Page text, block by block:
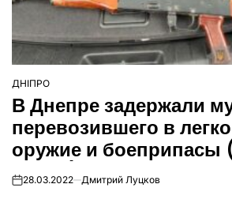
ОПУБЛІКУВАТИ
У
ДНІПРО
В Днепре задержали
перевозившего в
оружие и боеприпасы
видео)
on28.03.2022 Дмитрий Луцков